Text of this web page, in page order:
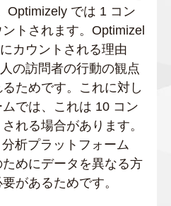
Optimizely では 1 コン
トされます。Optimizel
カウントされる理由
の訪問者の行動の観点
ためです。これに対し
では、これは 10 コン
れる場合があります。
析プラットフォーム
めにデータを異なる方
があるためです。